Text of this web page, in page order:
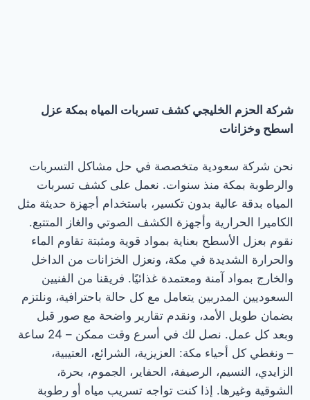
شركة الحزم الخليجي كشف تسربات المياه بمكة عزل
اسطح وخزانات
نحن شركة سعودية متخصصة في حل مشاكل التسربات
والرطوبة بمكة منذ سنوات. نعمل على كشف تسربات
المياه بدقة عالية بدون تكسير، باستخدام أجهزة حديثة مثل
الكاميرا الحرارية وأجهزة الكشف الصوتي والغاز المتتبع.
نقوم بعزل الأسطح بعناية بمواد قوية ومثبتة تقاوم الماء
والحرارة الشديدة في مكة، ونعزل الخزانات من الداخل
والخارج بمواد آمنة ومعتمدة غذائيًا. فريقنا من الفنيين
السعوديين المدربين يتعامل مع كل حالة باحترافية، ونلتزم
بضمان طويل الأمد، ونقدم تقارير واضحة مع صور قبل
وبعد كل عمل. نصل لك في أسرع وقت ممكن – 24 ساعة
– ونغطي كل أحياء مكة: العزيزية، الشرائع، العتيبية،
الزايدي، النسيم، الرصيفة، الحفاير، الجموم، بحرة،
الشوقية وغيرها. إذا كنت تواجه تسريب مياه أو رطوبة